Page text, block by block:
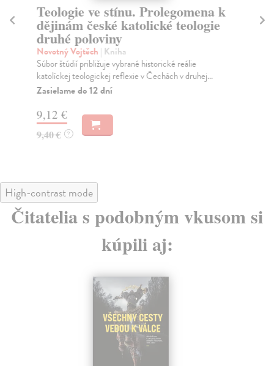
Teologie ve stínu. Prolegomena k
dějinám české katolické teologie
druhé poloviny
Novotný Vojtěch | Kniha
Súbor štúdií približuje vybrané historické reálie
katolíckej teologickej reflexie v Čechách v druhej...
Zasielame do 12 dní
9,12 €
9,40 € ?
High-contrast mode
Čitatelia s podobným vkusom si
kúpili aj: